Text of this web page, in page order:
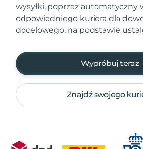
wysyłki, poprzez automatyczny
odpowiedniego kuriera dla
docelowego, na podstawie
Wypróbuj teraz
Znajdź swojego